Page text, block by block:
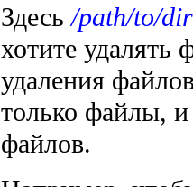
Здесь/path/to/dir
хотите удалять
удаления
только файлы,
файлов.